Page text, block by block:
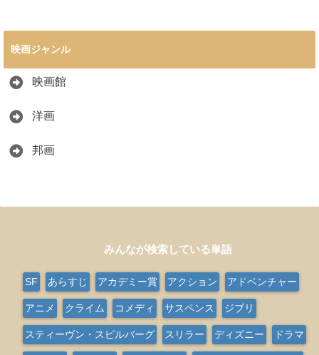
映画ジャンル
映画館
洋画
邦画
みんなが検索している単語
SF あらすじ アカデミー賞 アクション アドベンチャー
アニメ クライム コメディ サスペンス ジブリ
スティーヴン・スピルバーグ スリラー ディズニー ドラマ